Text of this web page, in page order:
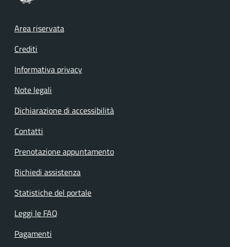
Footer menu
Area riservata
Crediti
Informativa privacy
Note legali
Dichiarazione di accessibilità
Contatti
Prenotazione appuntamento
Richiedi assistenza
Statistiche del portale
Leggi le FAQ
Pagamenti